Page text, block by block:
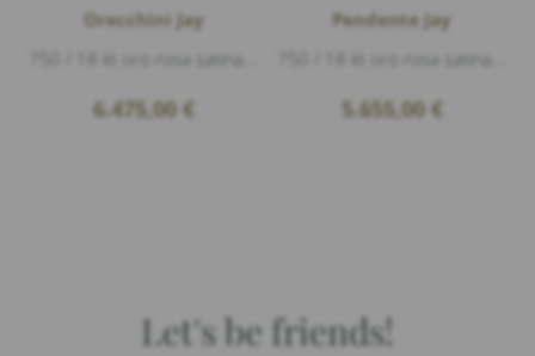
Orecchini Jay
6.475,00 €
Pendente Jay
5.655,00 €
Let's be friends!